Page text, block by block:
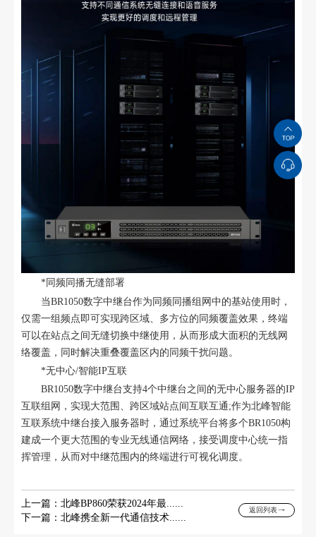
*同频同播无缝部署
当BR1050数字中继台作为同频同播组网中的基站使用时，
仅需一组频点即可实现跨区域、多方位的同频覆盖效果，终端
可以在站点之间无缝切换中继使用，从而形成大面积的无线网
络覆盖，同时解决重叠覆盖区内的同频干扰问题。
*无中心/智能IP互联
BR1050数字中继台支持4个中继台之间的无中心服务器的IP
互联组网，实现大范围、跨区域站点间互联互通;作为北峰智能
互联系统中继台接入服务器时，通过系统平台将多个BR1050构
建成一个更大范围的专业无线通信网络，接受调度中心统一指
挥管理，从而对中继范围内的终端进行可视化调度。
上一篇：北峰BP860荣获2024年最......
下一篇：北峰携全新一代通信技术......
返回列表